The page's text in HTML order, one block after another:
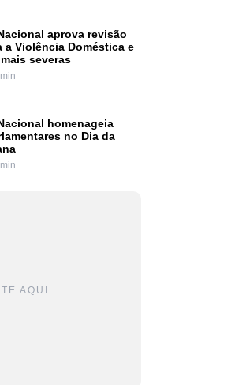
aprova revisão
a Violência Doméstica e
severas
homenageia
no Dia da
AQUI